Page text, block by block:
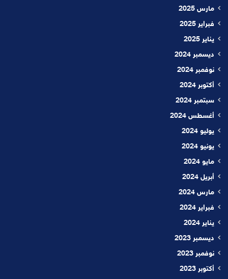
مارس 2025
فبراير 2025
يناير 2025
ديسمبر 2024
نوفمبر 2024
أكتوبر 2024
سبتمبر 2024
أغسطس 2024
يوليو 2024
يونيو 2024
مايو 2024
أبريل 2024
مارس 2024
فبراير 2024
يناير 2024
ديسمبر 2023
نوفمبر 2023
أكتوبر 2023